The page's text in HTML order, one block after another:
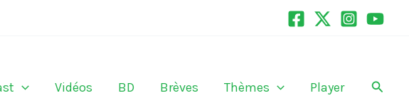
Vidéos BD Brèves Thèmes Player